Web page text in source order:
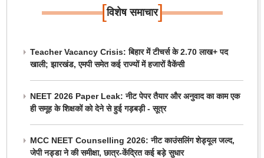
[विशेष समाचार]
Teacher Vacancy Crisis: बिहार में टीचर्स के 2.70 लाख+ पद
खाली; झारखंड, एमपी समेत कई राज्यों में हजारों वैकेंसी
NEET 2026 Paper Leak: नीट पेपर तैयार और अनुवाद का काम एक
ही समूह के शिक्षकों को देने से हुई गड़बड़ी - सूत्र
MCC NEET Counselling 2026: नीट काउंसलिंग शेड्यूल जल्द,
जेपी नड्डा ने की समीक्षा, छात्र-केंद्रित कई बड़े सुधार